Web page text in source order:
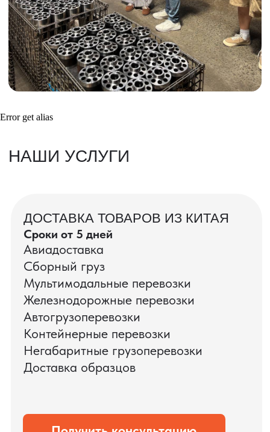
Error get alias
Получить консультацию
ВАШИ ЗАКАЗЫ
проверок товаров, работы склада,
смотрите в нашем Telegram-канале
ДО ОПЛАТЫ